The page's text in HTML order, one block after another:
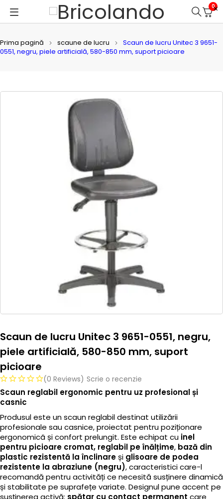
0
Prima pagină scaune de lucru
Scaun de lucru Unitec 3 9651-
0551, negru, piele artificială, 580-850 mm, suport picioare
Scaun de lucru Unitec 3 9651-0551, negru,
piele artificială, 580-850 mm, suport
picioare
(0 Reviews) Scrie o recenzie
Scaun reglabil ergonomic pentru uz profesional și
casnic
Produsul este un scaun reglabil destinat utilizării
profesionale sau casnice, proiectat pentru poziționare
ergonomicã și confort prelungit. Este echipat cu inel
pentru picioare cromat, reglabil pe înălțime, bază din
plastic rezistentă la înclinareși glisoare de podea
rezistente la abraziune (negru), caracteristici care-l
recomandă pentru activități ce necesită susținere dinamică
și stabilitate pe suprafețe variate. Designul pune accent pe
susținerea activă: spătar cu contact permanent care